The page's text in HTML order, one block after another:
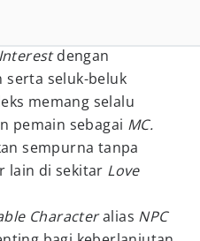
dengan
serta seluk-beluk
memang selalu
pemain sebagai MC.
sempurna tanpa
lain di sekitar Love
Characteralias NPC